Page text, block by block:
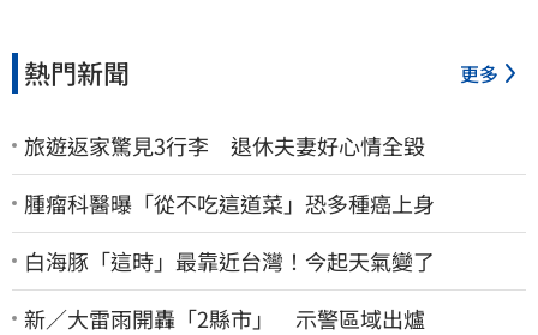
熱門新聞 更多
旅遊返家驚見3行李 退休夫妻好心情全毀
腫瘤科醫曝「從不吃這道菜」恐多種癌上身
白海豚「這時」最靠近台灣！今起天氣變了
新／大雷雨開轟「2縣市」 示警區域出爐